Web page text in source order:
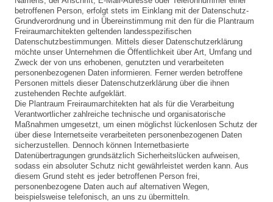
betroffenen Person, erfolgt stets im Einklang mit der Datenschutz-
Grundverordnung und in Übereinstimmung mit den für die Plantraum
Freiraumarchitekten geltenden landesspezifischen
Datenschutzbestimmungen. Mittels dieser Datenschutzerklärung
möchte unser Unternehmen die Öffentlichkeit über Art, Umfang und
Zweck der von uns erhobenen, genutzten und verarbeiteten
personenbezogenen Daten informieren. Ferner werden betroffene
Personen mittels dieser Datenschutzerklärung über die ihnen
zustehenden Rechte aufgeklärt.
Die Plantraum Freiraumarchitekten hat als für die Verarbeitung
Verantwortlicher zahlreiche technische und organisatorische
Maßnahmen umgesetzt, um einen möglichst lückenlosen Schutz der
über diese Internetseite verarbeiteten personenbezogenen Daten
sicherzustellen. Dennoch können Internetbasierte
Datenübertragungen grundsätzlich Sicherheitslücken aufweisen,
sodass ein absoluter Schutz nicht gewährleistet werden kann. Aus
diesem Grund steht es jeder betroffenen Person frei,
personenbezogene Daten auch auf alternativen Wegen,
beispielsweise telefonisch, an uns zu übermitteln.